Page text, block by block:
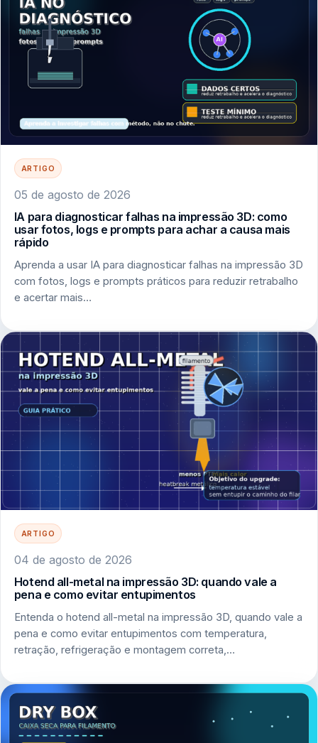
ARTIGO
05 de agosto de 2026
IA para diagnosticar falhas na impressão 3D: como
usar fotos, logs e prompts para achar a causa mais
rápido
Aprenda a usar IA para diagnosticar falhas na impressão 3D
com fotos, logs e prompts práticos para reduzir retrabalho
e acertar mais…
ARTIGO
04 de agosto de 2026
Hotend all-metal na impressão 3D: quando vale a
pena e como evitar entupimentos
Entenda o hotend all-metal na impressão 3D, quando vale a
pena e como evitar entupimentos com temperatura,
retração, refrigeração e montagem correta,…